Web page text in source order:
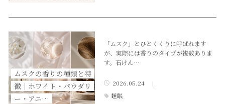
ムスクの香りの種類と特
徴｜ホワイト・パウダリ
ー・アニ…
「ムスク」とひとくくりに呼ばれます
が、実際には香りのタイプが複数ありま
す。石けん…
2026.05.24
睡眠